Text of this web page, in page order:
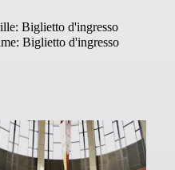
Biglietto d'ingresso
Biglietto d'ingresso